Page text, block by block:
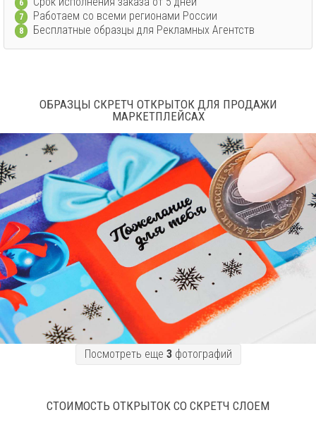
6
7 Работаем со всеми регионами России
8 Бесплатные образцы для Рекламных Агентств
ОБРАЗЦЫ СКРЕТЧ ОТКРЫТОК ДЛЯ ПРОДАЖИ
МАРКЕТПЛЕЙСАХ
Посмотреть еще 3фотографий
СТОИМОСТЬ ОТКРЫТОК СО СКРЕТЧ СЛОЕМ